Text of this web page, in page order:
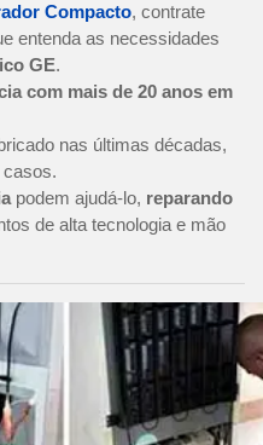
Compacto, contrate
entenda as necessidades
GE.
com mais de 20 anos em
nas últimas décadas,
podem ajudá-lo, reparando
de alta tecnologia e mão